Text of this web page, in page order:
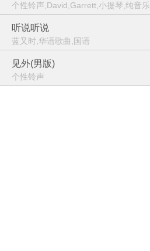
个性铃声,David,Garrett,小提琴,纯音乐
听说听说
蓝又时,华语歌曲,国语
见外(男版)
个性铃声